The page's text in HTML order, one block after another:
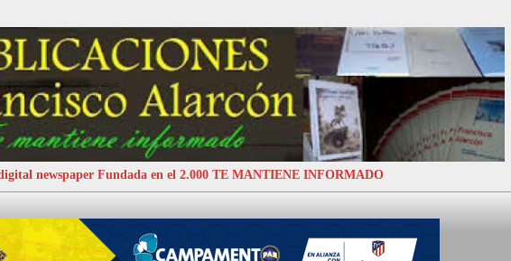
newspaper Fundada en el 2.000 TE MANTIENE INFORMADO